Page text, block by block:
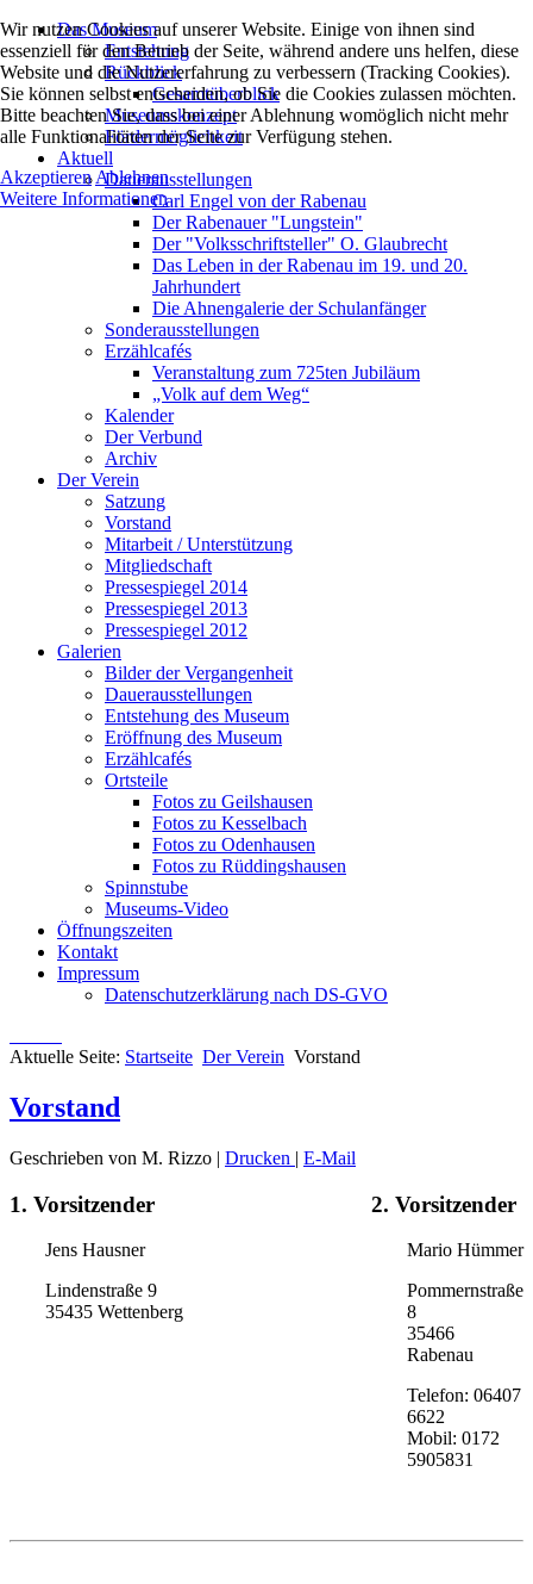
Das Museum
Entstehung
Rückblick
Gesamtüberblick
Museumskonzept
Fördermöglichkeit
Aktuell
Dauerausstellungen
Carl Engel von der Rabenau
Der Rabenauer "Lungstein"
Der "Volksschriftsteller" O. Glaubrecht
Das Leben in der Rabenau im 19. und 20.
Jahrhundert
Die Ahnengalerie der Schulanfänger
Sonderausstellungen
Erzählcafés
Veranstaltung zum 725ten Jubiläum
„Volk auf dem Weg“
Kalender
Der Verbund
Archiv
Der Verein
Satzung
Vorstand
Mitarbeit / Unterstützung
Mitgliedschaft
Pressespiegel 2014
Pressespiegel 2013
Pressespiegel 2012
Galerien
Bilder der Vergangenheit
Dauerausstellungen
Entstehung des Museum
Eröffnung des Museum
Erzählcafés
Ortsteile
Fotos zu Geilshausen
Fotos zu Kesselbach
Fotos zu Odenhausen
Fotos zu Rüddingshausen
Spinnstube
Museums-Video
Öffnungszeiten
Kontakt
Impressum
Datenschutzerklärung nach DS-GVO
Aktuelle Seite: Startseite Der Verein Vorstand
Vorstand
Geschrieben von M. Rizzo | Drucken | E-Mail
1. Vorsitzender
Jens Hausner
Lindenstraße 9
35435 Wettenberg
2. Vorsitzender
Mario Hümmer
Pommernstraße
8
35466
Rabenau
Telefon: 06407
6622‬
Mobil: 0172
5905831
Wir nutzen Cookies auf unserer Website. Einige von ihnen sind
essenziell für den Betrieb der Seite, während andere uns helfen, diese
Website und die Nutzererfahrung zu verbessern (Tracking Cookies).
Sie können selbst entscheiden, ob Sie die Cookies zulassen möchten.
Bitte beachten Sie, dass bei einer Ablehnung womöglich nicht mehr
alle Funktionalitäten der Seite zur Verfügung stehen.
Akzeptieren Ablehnen
Weitere Informationen